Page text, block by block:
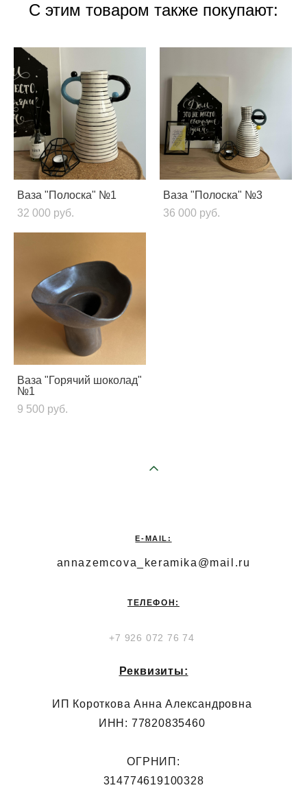
С этим товаром также покупают:
Ваза "Полоска" №1
32 000 pуб.
Ваза "Полоска" №3
36 000 pуб.
Ваза "Горячий шоколад"
№1
9 500 pуб.
E-MAIL:
annazemcova_keramika@mail.ru
ТЕЛЕФОН:
+7 926 072 76 74
Реквизиты:
ИП Короткова Анна Александровна
ИНН: 77820835460
ОГРНИП:
314774619100328